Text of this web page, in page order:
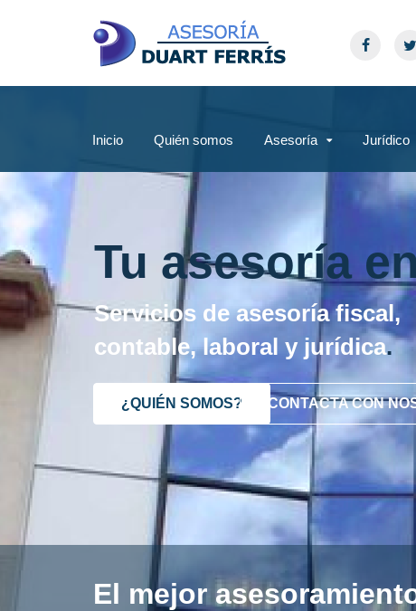
Inicio Quién somos Asesoría Jurídico
Tu asesoría
Servicios de asesoría fiscal,
contable, laboral y jurídica.
¿QUIÉN SOMOS? CONTACTA CON
El mejor